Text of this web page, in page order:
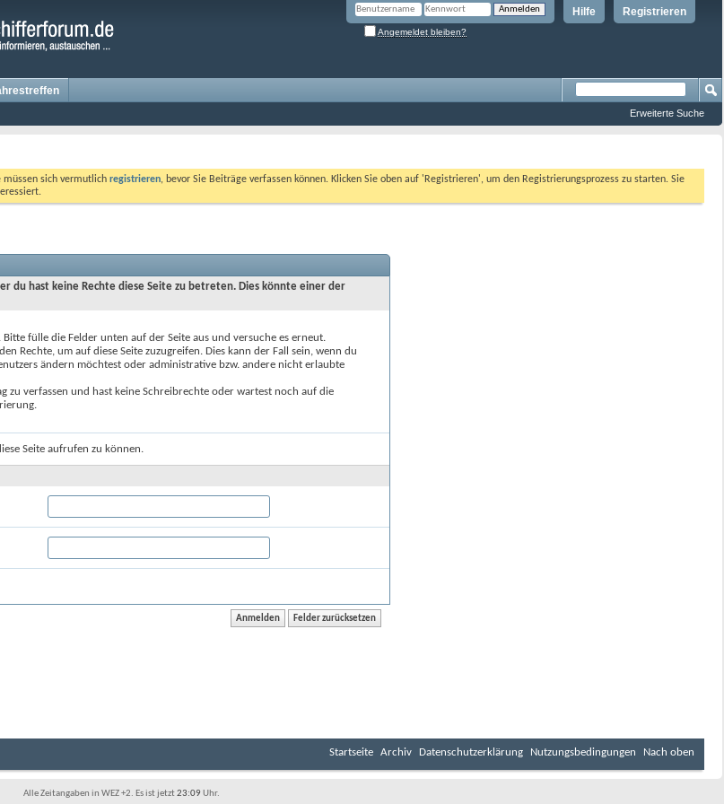
Registrieren
Hilfe
Angemeldet bleiben?
Erweiterte Suche
müssen sich vermutlich registrieren, bevor Sie Beiträge verfassen können. Klicken Sie oben auf 'Registrieren', um den Registrierungsprozess zu starten. Sie
du hast keine Rechte diese Seite zu betreten. Dies könnte einer der
fülle die Felder unten auf der Seite aus und versuche es erneut.
Rechte, um auf diese Seite zuzugreifen. Dies kann der Fall sein, wenn du
ändern möchtest oder administrative bzw. andere nicht erlaubte
zu verfassen und hast keine Schreibrechte oder wartest noch auf die
Seite aufrufen zu können.
Startseite Archiv Datenschutzerklärung Nutzungsbedingungen Nach oben
Alle Zeitangaben in WEZ +2. Es ist jetzt23:09Uhr.